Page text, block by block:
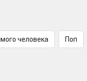
человека Поп